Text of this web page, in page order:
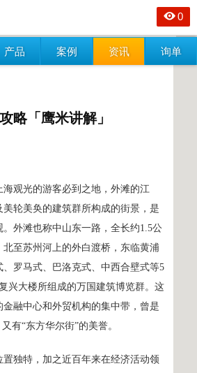
产品 案例 资讯 询单
0
略「鹰米讲解」
观光的游客必到之地，外滩的江
美轮美奂的建筑群所构成的街景，是
外滩也称中山东一路，全长约1.5公
北至苏州河上的外白渡桥，东临黄浦
罗马式、巴洛克式、中西合壁式等5
兴大楼所组成的万国建筑博览群。这
金融中心和外贸机构的集中带，曾是
有“东方华尔街”的美誉。
独特，加之近百年来在经济活动领